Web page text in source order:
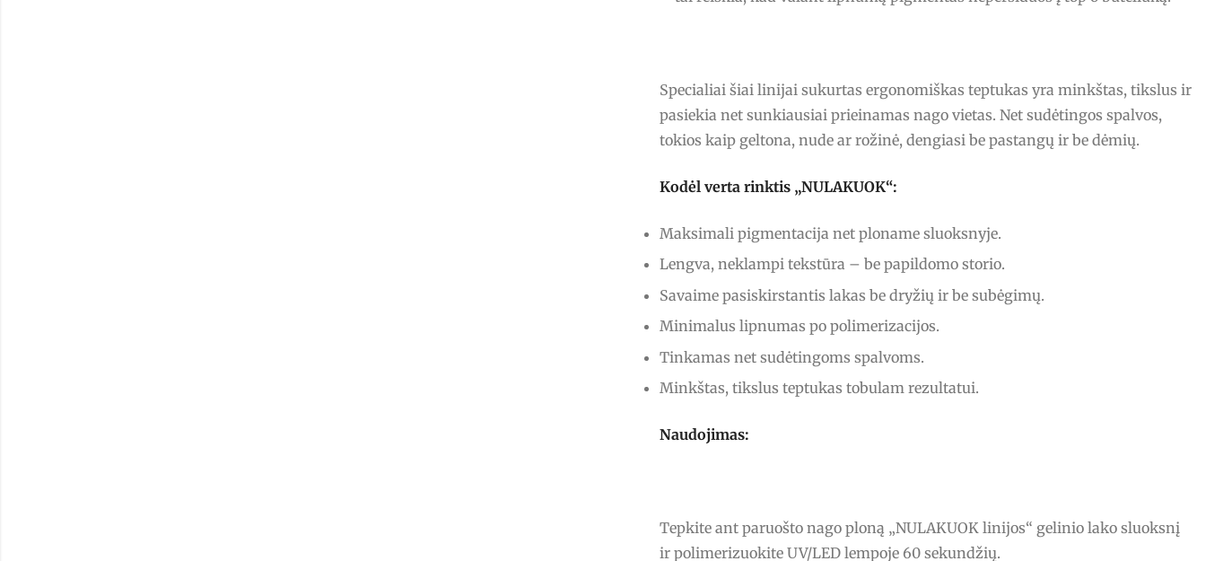
Specialiai šiai linijai sukurtas ergonomiškas teptukas yra minkštas, tikslus ir
pasiekia net sunkiausiai prieinamas nago vietas. Net sudėtingos spalvos,
tokios kaip geltona, nude ar rožinė, dengiasi be pastangų ir be dėmių.
Kodėl verta rinktis „NULAKUOK“:
Maksimali pigmentacija net ploname sluoksnyje.
Lengva, neklampi tekstūra – be papildomo storio.
Savaime pasiskirstantis lakas be dryžių ir be subėgimų.
Minimalus lipnumas po polimerizacijos.
Tinkamas net sudėtingoms spalvoms.
Minkštas, tikslus teptukas tobulam rezultatui.
Naudojimas:
Tepkite ant paruošto nago ploną „NULAKUOK linijos“ gelinio lako sluoksnį
ir polimerizuokite UV/LED lempoje 60 sekundžių.